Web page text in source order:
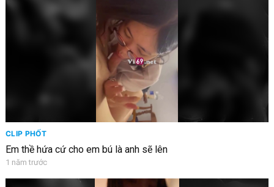
CLIP PHỐT
Em thề hứa cứ cho em bú là anh sẽ lên
1 năm trước